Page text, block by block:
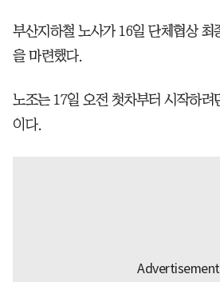
부산지하철 노사가 16일 단체협상 최
을 마련했다.
노조는 17일 오전 첫차부터 시작하려
이다.